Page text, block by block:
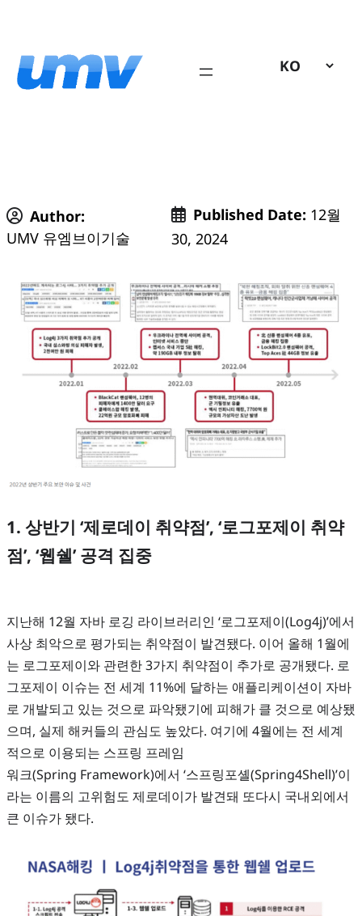
로
Author:
UMV 유엠브이기술
Published Date: 12월
30, 2024
1. 상반기 ‘제로데이 취약점’, ‘로그포제이 취약
점’, ‘웹쉘’ 공격 집중
지난해 12월 자바 로깅 라이브러리인 ‘로그포제이(Log4j)’에서
사상 최악으로 평가되는 취약점이 발견됐다. 이어 올해 1월에
는 로그포제이와 관련한 3가지 취약점이 추가로 공개됐다. 로
그포제이 이슈는 전 세계 11%에 달하는 애플리케이션이 자바
로 개발되고 있는 것으로 파악됐기에 피해가 클 것으로 예상됐
으며, 실제 해커들의 관심도 높았다. 여기에 4월에는 전 세계
적으로 이용되는 스프링 프레임
워크(Spring Framework)에서 ‘스프링포셸(Spring4Shell)’이
라는 이름의 고위험도 제로데이가 발견돼 또다시 국내외에서
큰 이슈가 됐다.